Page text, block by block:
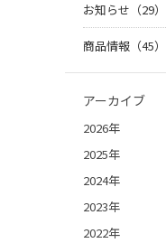
お知らせ（29）
商品情報（45）
アーカイブ
2026年
2025年
2024年
2023年
2022年